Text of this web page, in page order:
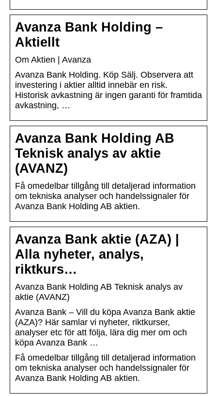
Avanza Bank Holding –
Aktiellt
Om Aktien | Avanza
Avanza Bank Holding. Köp Sälj. Observera att
investering i aktier alltid innebär en risk.
Historisk avkastning är ingen garanti för framtida
avkastning, …
Avanza Bank Holding AB
Teknisk analys av aktie
(AVANZ)
Få omedelbar tillgång till detaljerad information
om tekniska analyser och handelssignaler för
Avanza Bank Holding AB aktien.
Avanza Bank aktie (AZA) |
Alla nyheter, analys,
riktkurs…
Avanza Bank Holding AB Teknisk analys av
aktie (AVANZ)
Avanza Bank – Vill du köpa Avanza Bank aktie
(AZA)? Här samlar vi nyheter, riktkurser,
analyser etc för att följa, lära dig mer om och
köpa Avanza Bank …
Få omedelbar tillgång till detaljerad information
om tekniska analyser och handelssignaler för
Avanza Bank Holding AB aktien.